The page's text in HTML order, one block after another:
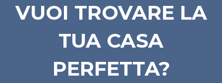
VUOI TROVARE LA
TUA CASA
PERFETTA?